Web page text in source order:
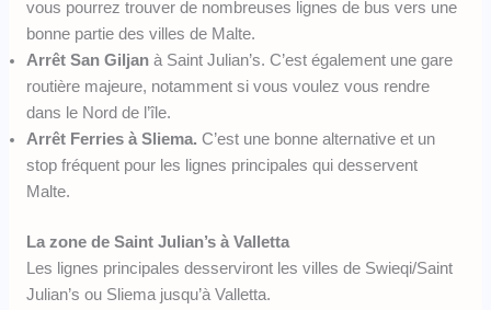
vous pourrez trouver de nombreuses lignes de bus vers une
bonne partie des villes de Malte.
Arrêt San Giljanà Saint Julian’s. C’est également une gare
routière majeure, notamment si vous voulez vous rendre
dans le Nord de l’île.
Arrêt Ferries à Sliema. C’est une bonne alternative et un
stop fréquent pour les lignes principales qui desservent
Malte.
La zone de Saint Julian’s à Valletta
Les lignes principales desserviront les villes de Swieqi/Saint
Julian’s ou Sliema jusqu’à Valletta.